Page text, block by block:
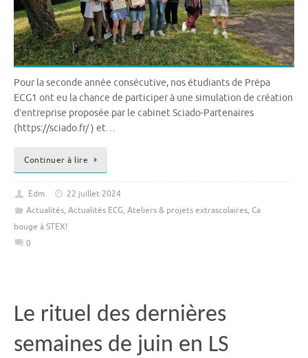
Pour la seconde année consécutive, nos étudiants de Prépa
ECG1 ont eu la chance de participer à une simulation de création
d’entreprise proposée par le cabinet Sciado-Partenaires
(https://sciado.fr/ ) et…
Continuer à lire
Edm
22 juillet 2024
Actualités, Actualités ECG, Ateliers & projets extrascolaires, Ca
bouge à STEX!
0
Le rituel des dernières
semaines de juin en LS